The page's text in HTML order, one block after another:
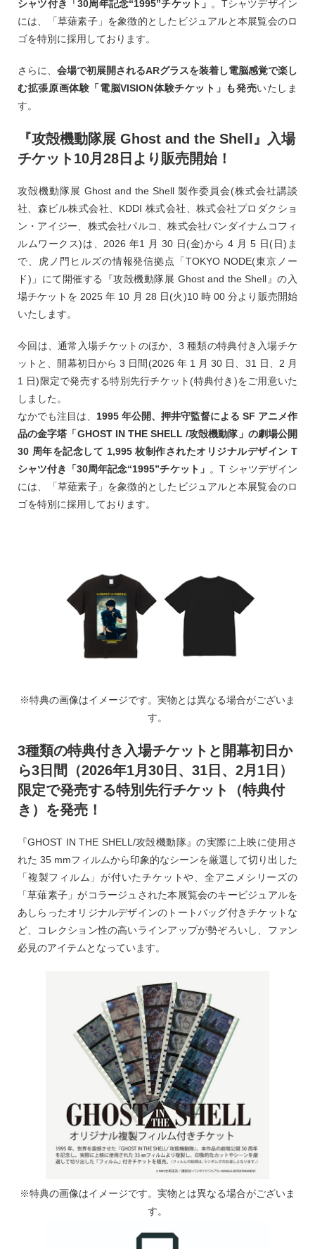
シャツ付き「30周年記念“1995”チケット」 。Tシャツデザイン
には、「草薙素子」を象徴的としたビジュアルと本展覧会のロ
ゴを特別に採用しております。
さらに、 会場で初展開されるARグラスを装着し電脳感覚で楽し
む拡張原画体験「電脳VISION体験チケット」も発売いたしま
す。
『攻殻機動隊展 Ghost and the Shell』入場
チケット10月28日より販売開始！
攻殻機動隊展 Ghost and the Shell 製作委員会(株式会社講談
社、森ビル株式会社、KDDI 株式会社、株式会社プロダクショ
ン・アイジー、株式会社パルコ、株式会社バンダイナムコフィ
ルムワークス)は、2026 年1 月 30 日(金)から 4 月 5 日(日)ま
で、虎ノ門ヒルズの情報発信拠点「TOKYO NODE(東京ノー
ド)」にて開催する『攻殻機動隊展 Ghost and the Shell』の入
場チケットを 2025 年 10 月 28 日(火)10 時 00 分より販売開始
いたします。
今回は、通常入場チケットのほか、3 種類の特典付き入場チケ
ットと、開幕初日から 3 日間(2026 年 1 月 30 日、31 日、2 月
1 日)限定で発売する特別先行チケット(特典付き)をご用意いた
しました。
なかでも注目は、 1995 年公開、押井守監督による SF アニメ作
品の金字塔「GHOST IN THE SHELL /攻殻機動隊」の劇場公開
30 周年を記念して 1,995 枚制作されたオリジナルデザイン T
シャツ付き「30周年記念“1995”チケット」 。T シャツデザイン
には、「草薙素子」を象徴的としたビジュアルと本展覧会のロ
ゴを特別に採用しております。
※特典の画像はイメージです。実物とは異なる場合がございま
す。
3種類の特典付き入場チケットと開幕初日か
ら3日間（2026年1月30日、31日、2月1日）
限定で発売する特別先行チケット（特典付
き）を発売！
『GHOST IN THE SHELL/攻殻機動隊』の実際に上映に使用さ
れた 35 mmフィルムから印象的なシーンを厳選して切り出した
「複製フィルム」が付いたチケットや、全アニメシリーズの
「草薙素子」がコラージュされた本展覧会のキービジュアルを
あしらったオリジナルデザインのトートバッグ付きチケットな
ど、コレクション性の高いラインアップが勢ぞろいし、ファン
必見のアイテムとなっています。
※特典の画像はイメージです。実物とは異なる場合がございま
す。